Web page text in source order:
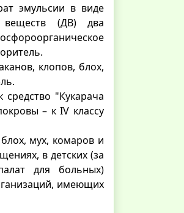
эмульсии в виде
веществ (ДВ) два
клопов, блох,
"Кукарача
– к IV классу
мух, комаров и
в детских (за
для больных)
имеющих